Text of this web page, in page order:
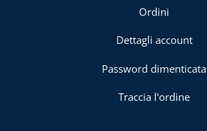
Ordini
Dettagli account
Password dimenticata
Traccia l'ordine